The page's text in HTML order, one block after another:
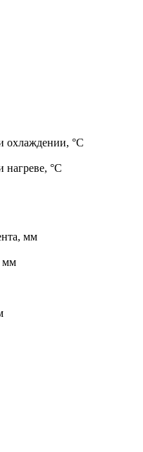
охлаждении, °C
нагреве, °C
мм
мм